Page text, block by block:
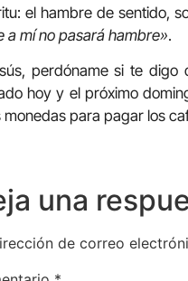
el hambre de sentido,
a mí no pasará hambre».
perdóname si te digo
hoy y el próximo
monedas para pagar los
una
de correo